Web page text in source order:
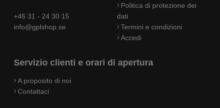
+46 31 - 24 30 15
info@gplshop.se
Politica di protezione dei
dati
Termini e condizioni
Accedi
Servizio clienti e orari di apertura
A proposito di noi
Contattaci